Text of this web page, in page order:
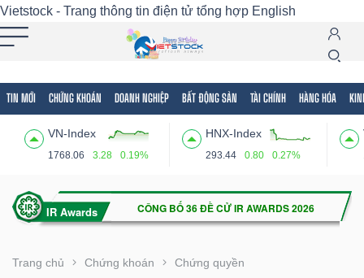
Vietstock - Trang thông tin điện tử tổng hợp English
TIN MỚI CHỨNG KHOÁN DOANH NGHIỆP BẤT ĐỘNG SẢN TÀI CHÍNH HÀNG HÓA
VN-Index
1768.06 3.28 0.19%
HNX-Index
293.44 0.80 0.27%
Trang chủ Chứng khoán Chứng quyền
Tất cả Tính năng Ngành Mã chứng khoán
Tính
(-)
VIETSTOCK